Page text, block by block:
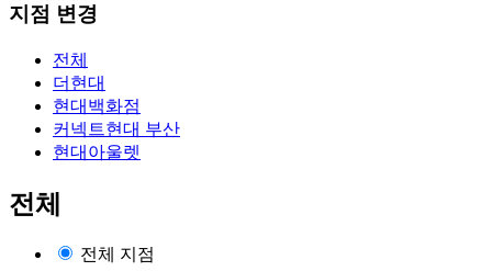
지점 변경
전체
더현대
현대백화점
커넥트현대 부산
현대아울렛
전체
전체 지점